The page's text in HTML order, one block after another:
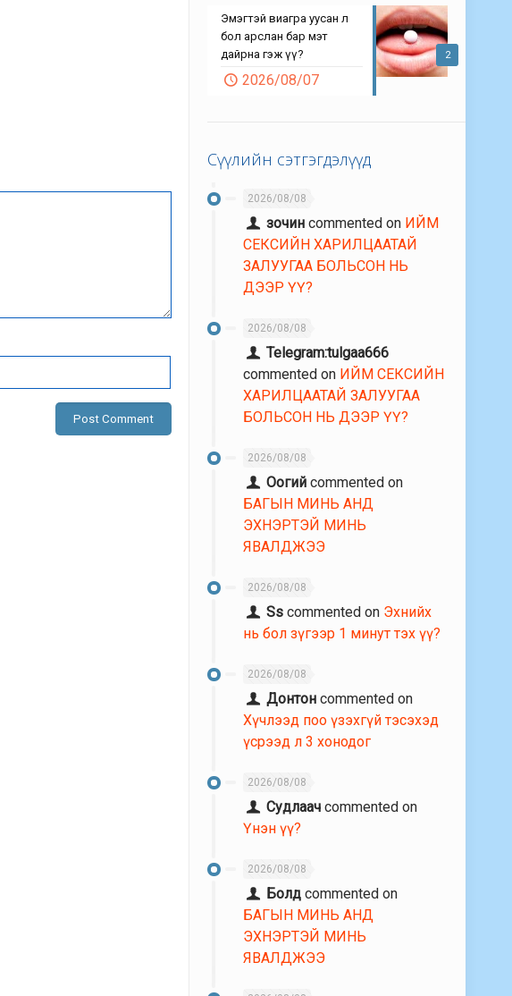
2
Эмэгтэй виагра уусан л
бол арслан бар мэт
дайрна гэж үү?
2026/08/07
Сүүлийн сэтгэгдэлүүд
2026/08/08
зочин commented on ИЙМ
СЕКСИЙН ХАРИЛЦААТАЙ
ЗАЛУУГАА БОЛЬСОН НЬ
ДЭЭР ҮҮ?
2026/08/08
Telegram:tulgaa666
commented on ИЙМ СЕКСИЙН
ХАРИЛЦААТАЙ ЗАЛУУГАА
БОЛЬСОН НЬ ДЭЭР ҮҮ?
2026/08/08
Оогий commented on
БАГЫН МИНЬ АНД
ЭХНЭРТЭЙ МИНЬ
ЯВАЛДЖЭЭ
2026/08/08
Ss commented on Эхнийх
нь бол зүгээр 1 минут тэх үү?
2026/08/08
Донтон commented on
Хүчлээд поо үзэхгүй тэсэхэд
үсрээд л 3 хонодог
2026/08/08
Судлаач commented on
Үнэн үү?
2026/08/08
Болд commented on
БАГЫН МИНЬ АНД
ЭХНЭРТЭЙ МИНЬ
ЯВАЛДЖЭЭ